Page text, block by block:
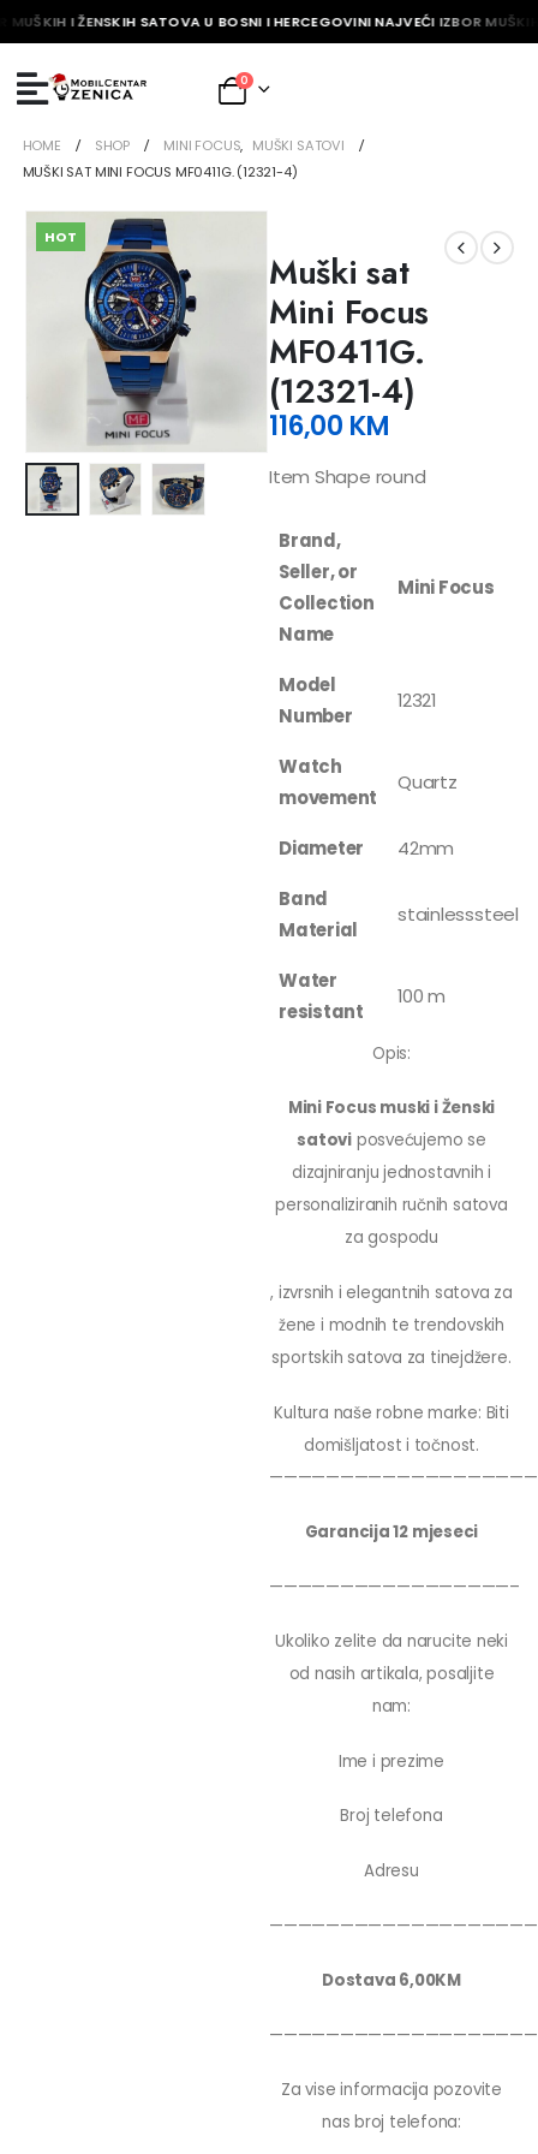
MUŠKIH I ŽENSKIH SATOVA U BOSNI I HERCEGOVINI NAJVEĆI IZBOR
0
HOME SHOP MINI FOCUS, MUŠKI SATOVI
MUŠKI SAT MINI FOCUS MF0411G. (12321-4)
HOT
Muški sat
Mini Focus
MF0411G.
(12321-4)
116,00 KM
Item Shape round
Brand,
Seller, or
Collection
Name
Mini Focus
Model
Number
12321
Watch
movement
Quartz
Diameter
42mm
Band
Material
stainlesssteel
Water
resistant
100 m
Opis:
Mini Focus muski i Ženski
satovi posvećujemo se
dizajniranju jednostavnih i
personaliziranih ručnih satova
za gospodu
, izvrsnih i elegantnih satova za
žene i modnih te trendovskih
sportskih satova za tinejdžere.
Kultura naše robne marke: Biti
domišljatost i točnost.
Garancija 12 mjeseci
—————————————————–
Ukoliko zelite da narucite neki
od nasih artikala, posaljite
nam:
Ime i prezime
Broj telefona
Adresu
———————————————————
Dostava 6,00KM
———————————————————
Za vise informacija pozovite
nas broj telefona: